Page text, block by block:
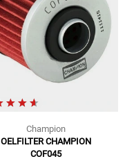
Champion
OELFILTER CHAMPION
COF045